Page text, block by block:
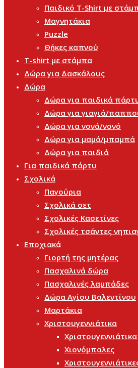
Παιδικό T-Shirt με
Μαγνητάκια
Puzzle
Θήκες καπνού
T-shirt με στάμπα
Δώρα για Δασκάλους
Δώρα
Δώρα για παιδικά
Δώρα για γιαγιά/
Δώρα για νονά/νονό
Δώρα για μαμά/μπαμπά
Δώρα για παιδιά
Για παιδικά πάρτυ
Σχολικά
Παγούρια
Σχολικά σετ
Σχολικές Κασετίνες
Σχολικές τσάντες
Εποχιακά
Γιορτή της μητέρας
Πασχαλινά δώρα
Πασχαλινές λαμπάδες
Δώρα Αγίου Βαλεντίνου
Μαρτάκια
Χριστουγεννιάτικα
Χιονόμπαλες